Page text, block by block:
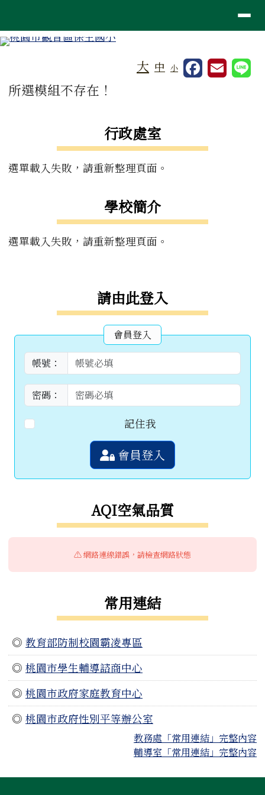
大 中 小
主內容區域
所選模組不存在！
行政處室
選單載入失敗，請重新整理頁面。
學校簡介
選單載入失敗，請重新整理頁面。
請由此登入
會員登入
帳號：
密碼：
記住我
會員登入
AQI空氣品質
⚠️ 網路連線錯誤，請檢查網路狀態
常用連結
◎ 教育部防制校園霸凌專區
◎ 桃園市學生輔導諮商中心
◎ 桃園市政府家庭教育中心
◎ 桃園市政府性別平等辦公室
教務處「常用連結」完整內容
輔導室「常用連結」完整內容
頁尾區域